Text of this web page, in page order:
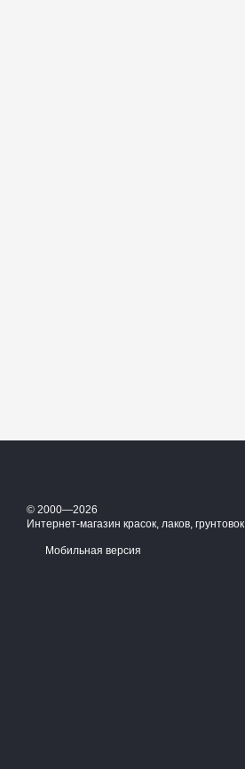
© 2000—2026
Интернет-магазин красок, лаков, грунтовок
Мобильная версия